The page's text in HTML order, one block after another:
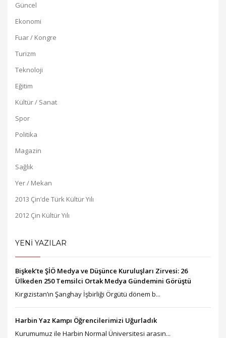
Güncel
Ekonomi
Fuar / Kongre
Turizm
Teknoloji
Eğitim
Kültür / Sanat
Spor
Politika
Magazin
Sağlık
Yer / Mekan
2013 Çin’de Türk Kültür Yılı
2012 Çin Kültür Yılı
YENİ YAZILAR
Bişkek’te ŞİÖ Medya ve Düşünce Kuruluşları Zirvesi: 26
Ülkeden 250 Temsilci Ortak Medya Gündemini Görüştü
Kırgızistan’ın Şanghay İşbirliği Örgütü dönem b...
Harbin Yaz Kampı Öğrencilerimizi Uğurladık
Kurumumuz ile Harbin Normal Üniversitesi arasın...